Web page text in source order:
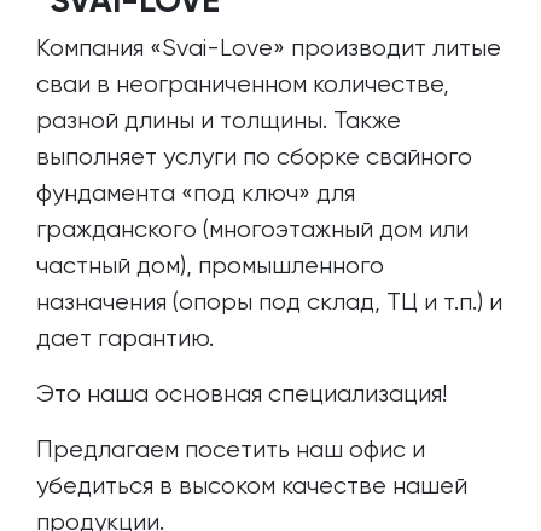
Компания «Svai-Love» производит литые
сваи в неограниченном количестве,
разной длины и толщины. Также
выполняет услуги по сборке свайного
фундамента «под ключ» для
гражданского (многоэтажный дом или
частный дом), промышленного
назначения (опоры под склад, ТЦ и т.п.) и
дает гарантию.
Это наша основная специализация!
Предлагаем посетить наш офис и
убедиться в высоком качестве нашей
продукции.